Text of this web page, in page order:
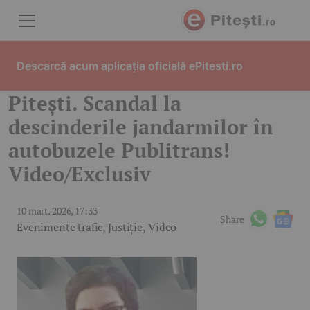
Pitești. Scandal la
descinderile jandarmilor în
autobuzele Publitrans!
Video/Exclusiv
10 mart. 2026, 17:33
Evenimente trafic, Justiție,Video
Share
Descarcă acum aplicația oficială ePitesti.ro